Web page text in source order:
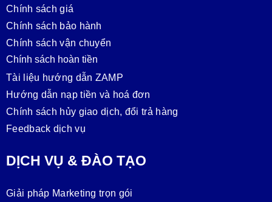
Chính sách giá
Chính sách bảo hành
Chính sách vận chuyển
Chính sách hoàn tiền
Tài liệu hướng dẫn ZAMP
Hướng dẫn nạp tiền và hoá đơn
Chính sách hủy giao dịch, đổi trả hàng
Feedback dịch vụ
DỊCH VỤ & ĐÀO TẠO
Giải pháp Marketing trọn gói